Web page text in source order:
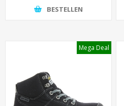
BESTELLEN
Mega Deal